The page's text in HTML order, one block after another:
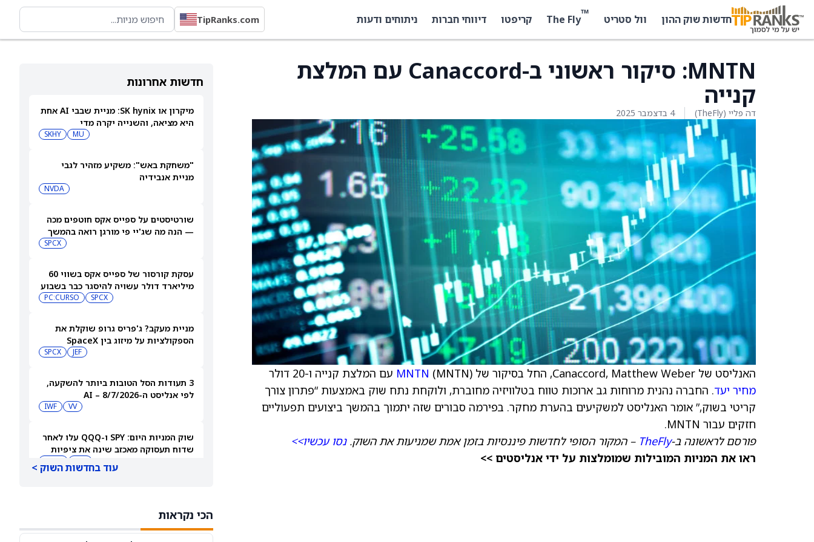
חדשות שוק ההון וול סטריט ™
The Fly קריפטו דיווחי חברות ניתוחים ודעות TipRanks.com
חדשות אחרונות
מיקרון או SK hynix: מניית שבבי AI אחת
היא מציאה, והשנייה יקרה מדי
MU
SKHY
"משחקת באש": משקיע מזהיר לגבי
מניית אנבידיה
NVDA
שורטיסטים על ספייס אקס חוטפים מכה
— הנה מה שג'יי פי מורגן רואה בהמשך
SPCX
עסקת קורסור של ספייס אקס בשווי 60
מיליארד דולר עשויה להיסגר כבר בשבוע
SPCX
PC:CURSO
מניית מעקב? ג'פריס גרופ שוקלת את
הספקולציות על מיזוג בין SpaceX
JEF
SPCX
3 תעודות הסל הטובות ביותר להשקעה,
לפי אנליסט ה-AI – 8/7/2026
VV
IWF
שוק המניות היום: SPY ו-QQQ עלו לאחר
שדוח תעסוקה מאכזב שינה את ציפיות
עוד בחדשות השוק >
הכי נקראות
MNTN: סיקור ראשוני ב-Canaccord עם המלצת
קנייה
דה פליי (TheFly) 4 בדצמבר 2025
האנליסט של Canaccord, Matthew Weber, החל בסיקור של MNTN (MNTN) עם המלצת קנייה ו-20 דולר
מחיר יעד. החברה נהנית מרוחות גב ארוכות טווח בטלוויזיה מחוברת, ולוקחת נתח שוק באמצעות “פתרון צורך
קריטי בשוק,” אומר האנליסט למשקיעים בהערת מחקר. בפירמה סבורים שזה יתמוך בהמשך ביצועים תפעוליים
חזקים עבור MNTN.
פורסם לראשונה ב-TheFly – המקור הסופי לחדשות פיננסיות בזמן אמת שמניעות את השוק.נסו עכשיו>>
ראו את המניות המובילות שמומלצות על ידי אנליסטים >>